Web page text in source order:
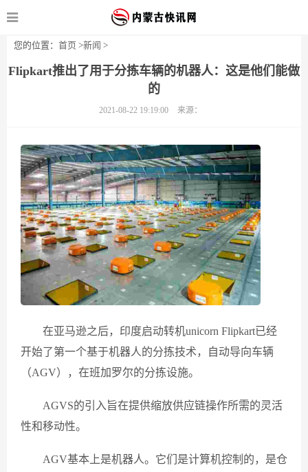
您的位置： 首页 >新闻 >
Flipkart推出了用于分拣车辆的机器人：这是他们能做
的
2021-08-22 19:19:00 来源：
在亚马逊之后，印度启动转机unicorn Flipkart已经
开始了第一个基于机器人的分拣技术，自动导向车辆
（AGV），在班加罗尔的分拣设施。
AGVS的引入旨在提供缩放供应链操作所需的灵活
性和移动性。
AGV基本上是机器人。它们是计算机控制的，是仓